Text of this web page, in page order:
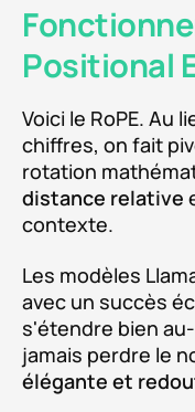
Positional
Voici le RoPE. Au
chiffres, on fait
rotation
distance relative
contexte.
Les modèles
avec un succès
s'étendre bien
jamais perdre le
élégante et